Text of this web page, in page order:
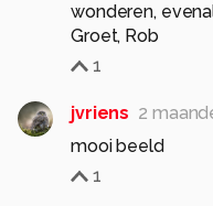
wonderen,
Groet, Rob
1
jvriens 2
mooi beeld
1